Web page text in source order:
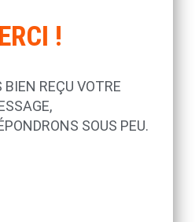
!
BIEN REÇU VOTRE
SOUS PEU.